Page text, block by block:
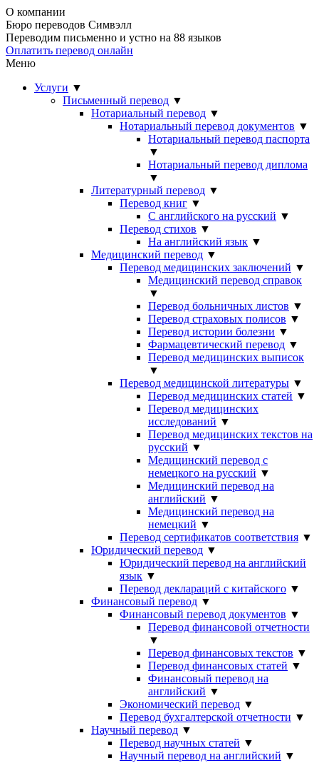
О компании
Бюро переводов Симвэлл
Переводим письменно и устно на 88 языков
Оплатить перевод онлайн
Меню
Услуги ▼
Письменный перевод ▼
Нотариальный перевод ▼
Нотариальный перевод документов ▼
Нотариальный перевод паспорта
▼
Нотариальный перевод диплома
▼
Литературный перевод ▼
Перевод книг ▼
С английского на русский ▼
Перевод стихов ▼
На английский язык ▼
Медицинский перевод ▼
Перевод медицинских заключений ▼
Медицинский перевод справок
▼
Перевод больничных листов ▼
Перевод страховых полисов ▼
Перевод истории болезни ▼
Фармацевтический перевод ▼
Перевод медицинских выписок
▼
Перевод медицинской литературы ▼
Перевод медицинских статей ▼
Перевод медицинских
исследований ▼
Перевод медицинских текстов на
русский ▼
Медицинский перевод с
немецкого на русский ▼
Медицинский перевод на
английский ▼
Медицинский перевод на
немецкий ▼
Перевод сертификатов соответствия ▼
Юридический перевод ▼
Юридический перевод на английский
язык ▼
Перевод деклараций с китайского ▼
Финансовый перевод ▼
Финансовый перевод документов ▼
Перевод финансовой отчетности
▼
Перевод финансовых текстов ▼
Перевод финансовых статей ▼
Финансовый перевод на
английский ▼
Экономический перевод ▼
Перевод бухгалтерской отчетности ▼
Научный перевод ▼
Перевод научных статей ▼
Научный перевод на английский ▼